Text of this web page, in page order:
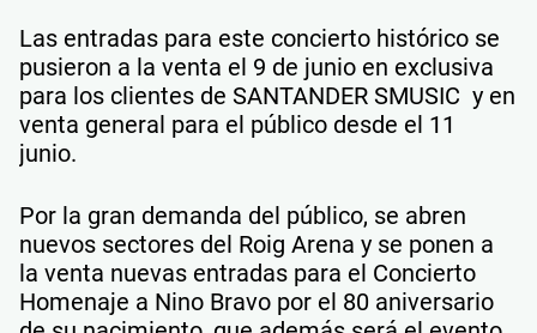
Las entradas para este concierto histórico se
pusieron a la venta el 9 de junio en exclusiva
para los clientes de SANTANDER SMUSIC y en
venta general para el público desde el 11
junio.
Por la gran demanda del público, se abren
nuevos sectores del Roig Arena y se ponen a
la venta nuevas entradas para el Concierto
Homenaje a Nino Bravo por el 80 aniversario